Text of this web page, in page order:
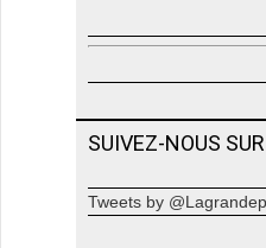
SUIVEZ-NOUS
Tweets by